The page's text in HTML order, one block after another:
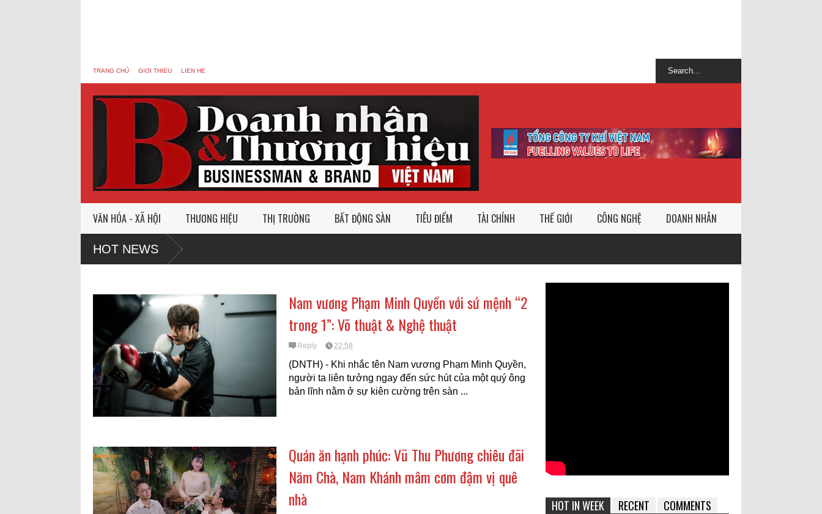
TRANG CHỦ GIOI THIEU LIEN HE
VĂN HÓA - XÃ HỘI THƯƠNG HIỆU THỊ TRƯỜNG BẤT ĐỘNG SÀN TIÊU ĐIỂM TÀI CHÍNH THẾ GIỚI CÔNG NGHỆ DOANH NHÂN
HOT NEWS
Nam vương Phạm Minh Quyền với sứ mệnh “2
trong 1”: Võ thuật & Nghệ thuật
Reply 22:58
(DNTH) - Khi nhắc tên Nam vương Phạm Minh Quyền,
người ta liên tưởng ngay đến sức hút của một quý ông
bản lĩnh nằm ở sự kiên cường trên sàn ...
Quán ăn hạnh phúc: Vũ Thu Phương chiêu đãi
Năm Chà, Nam Khánh mâm cơm đậm vị quê
nhà
HOT IN WEEK RECENT COMMENTS